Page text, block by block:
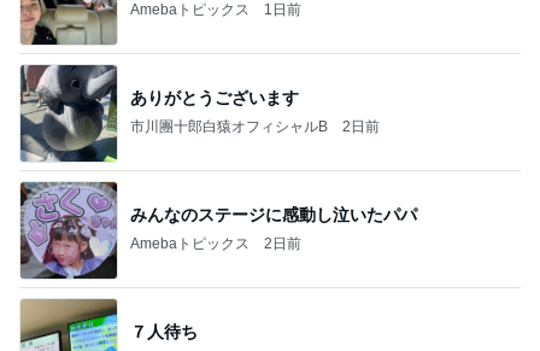
Amebaトピックス 1日前
ありがとうございます
市川團十郎白猿オフィシャルB 2日前
みんなのステージに感動し泣いたパパ
Amebaトピックス 2日前
７人待ち